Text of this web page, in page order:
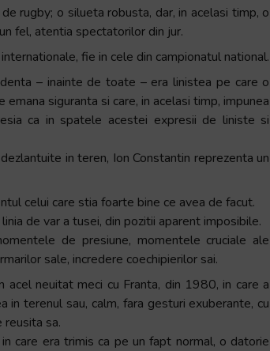
rugby; o silueta robusta, dar, in acelasi timp, o
fel, atentia spectatorilor din jur.
fie in cele din campionatul national.
– inainte de toate – era linistea pe care o
siguranta si care, in acelasi timp, impunea
ca in spatele acestei expresii de liniste si
in teren, Ion Constantin reprezenta un
celui care stia foarte bine ce avea de facut.
de var a tusei, din pozitii aparent imposibile.
de presiune, momentele cruciale ale
sale, incredere coechipierilor sai.
neuitat meci cu Franta, din 1980, in care a
terenul sau, calm, fara gesturi exuberante, cu
reusita sa.
care era trimis ca pe un fapt normal, o datorie